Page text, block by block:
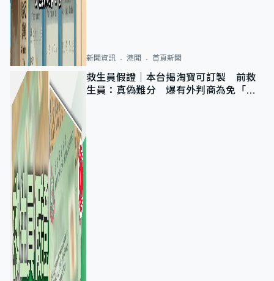
新聞資訊 港聞 首頁新聞
救生員假證｜本台揭淘寶可訂製 前救
生員：真偽難分 爆有外判商為免「封